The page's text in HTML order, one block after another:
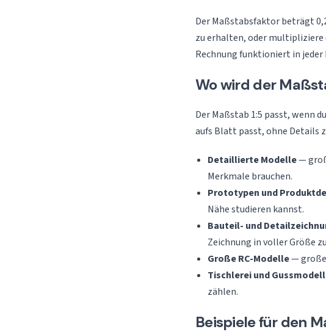
Der Maßstabsfaktor beträgt
zu erhalten, oder multipliziere
Rechnung funktioniert in jeder
Wo wird der
Der Maßstab 1:5 passt, wenn
aufs Blatt passt, ohne Details
Detaillierte Modelle—
Merkmale brauchen.
Prototypen und
Nähe studieren kannst.
Bauteil- und
Zeichnung in voller Größe
Große RC-Modelle— große
Tischlerei und
zählen.
Beispiele für den